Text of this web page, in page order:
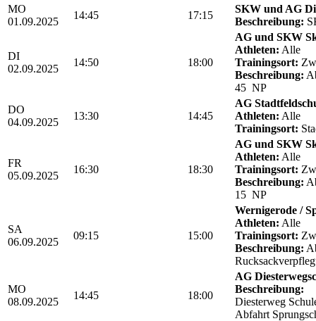
MO
01.09.2025
14:45 17:15
SKW und AG
Beschreibung:
DI
02.09.2025
14:50 18:00
AG und SKW
Athleten: Alle
Trainingsort:
Beschreibung:
45 NP
DO
04.09.2025
13:30 14:45
AG
Athleten: Alle
Trainingsort:
FR
05.09.2025
16:30 18:30
AG und SKW
Athleten: Alle
Trainingsort:
Beschreibung:
15 NP
SA
06.09.2025
09:15 15:00
Wernigerode /
Athleten: Alle
Trainingsort:
Beschreibung:
MO
08.09.2025
14:45 18:00
AG
Beschreibung:
Diesterweg
Abfahrt